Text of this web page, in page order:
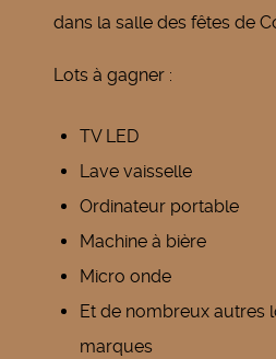
dans la salle des fêtes de
Lots à gagner :
TV LED
Lave vaisselle
Ordinateur portable
Machine à bière
Micro onde
Et de nombreux autres
marques